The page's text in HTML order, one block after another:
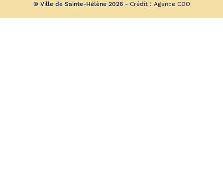
© Ville de Sainte-Hélène 2026 - Crédit : Agence CDO